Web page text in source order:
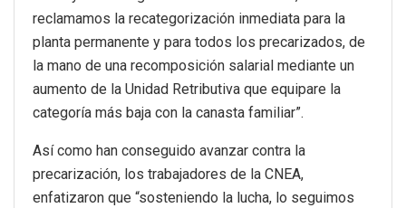
reclamamos la recategorización inmediata para la
planta permanente y para todos los precarizados, de
la mano de una recomposición salarial mediante un
aumento de la Unidad Retributiva que equipare la
categoría más baja con la canasta familiar”.
Así como han conseguido avanzar contra la
precarización, los trabajadores de la CNEA,
enfatizaron que “sosteniendo la lucha, lo seguimos